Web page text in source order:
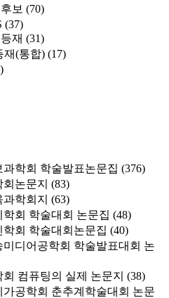
보 (70)
(37)
재 (31)
재(통합) (17)
과학회 학술발표논문집 (376)
논문지 (83)
학회지 (63)
학회 학술대회 논문집 (48)
학회 학술대회논문집 (40)
미디어공학회 학술발표대회 논
컴퓨팅의 실제 논문지 (38)
가공학회 춘추계학술대회 논문